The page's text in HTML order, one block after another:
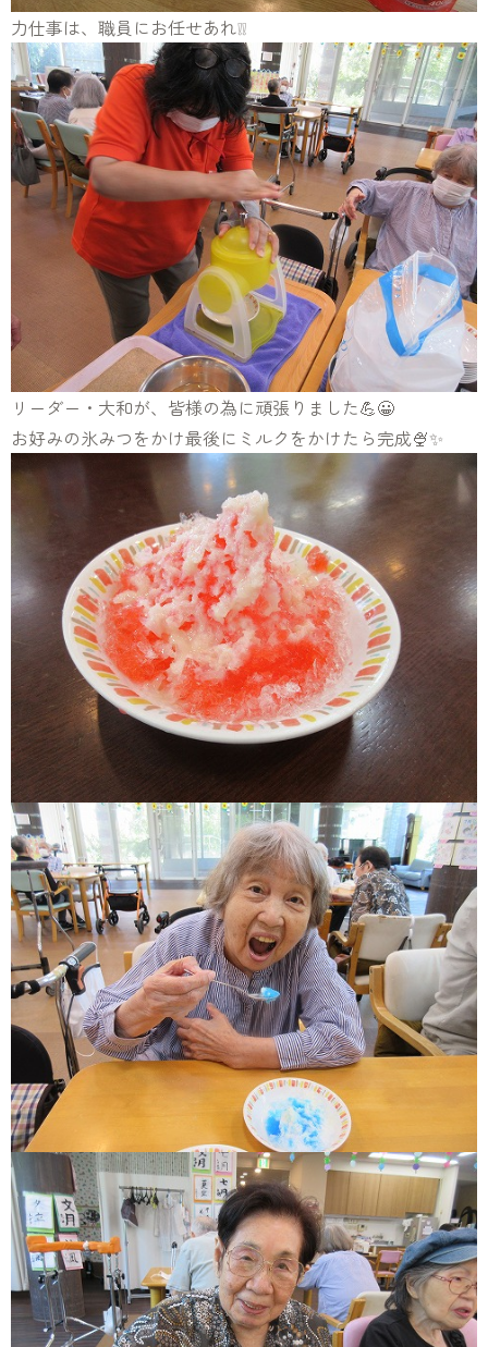
力仕事は、職員にお任せあれ❕❕
リーダー・大和が、皆様の為に頑張りました💪😀
お好みの氷みつをかけ最後にミルクをかけたら完成🍨✨